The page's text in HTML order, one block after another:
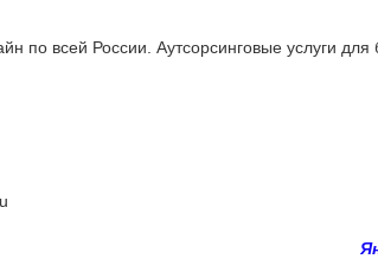
по всей России. Аутсорсинговые услуги